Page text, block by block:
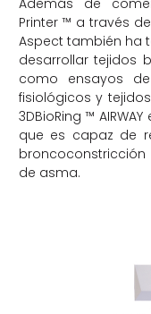
Printer ™ a través
Aspect también ha
desarrollar tejidos
como ensayos
fisiológicos y
3DBioRing ™
que es capaz de
de asma.